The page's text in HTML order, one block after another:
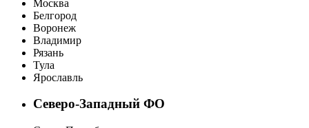
Москва
Белгород
Воронеж
Владимир
Рязань
Тула
Ярославль
Северо-Западный ФО